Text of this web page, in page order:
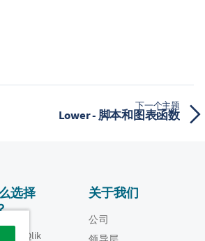
下一个主题
Lower - 脚本和图表函数
选择
选择 Qlik
关于我们
公司